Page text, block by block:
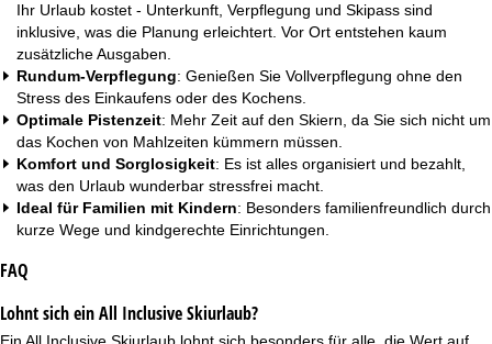
Ihr Urlaub kostet - Unterkunft, Verpflegung und Skipass sind
inklusive, was die Planung erleichtert. Vor Ort entstehen kaum
zusätzliche Ausgaben.
Rundum-Verpflegung: Genießen Sie Vollverpflegung ohne den
Stress des Einkaufens oder des Kochens.
Optimale Pistenzeit: Mehr Zeit auf den Skiern, da Sie sich nicht um
das Kochen von Mahlzeiten kümmern müssen.
Komfort und Sorglosigkeit: Es ist alles organisiert und bezahlt,
was den Urlaub wunderbar stressfrei macht.
Ideal für Familien mit Kindern: Besonders familienfreundlich durch
kurze Wege und kindgerechte Einrichtungen.
FAQ
Lohnt sich ein All Inclusive Skiurlaub?